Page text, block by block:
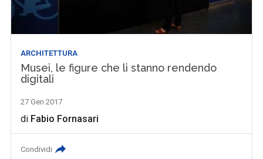
ARCHITETTURA
Musei, le figure che li stanno rendendo
digitali
27 Gen 2017
di Fabio Fornasari
Condividi